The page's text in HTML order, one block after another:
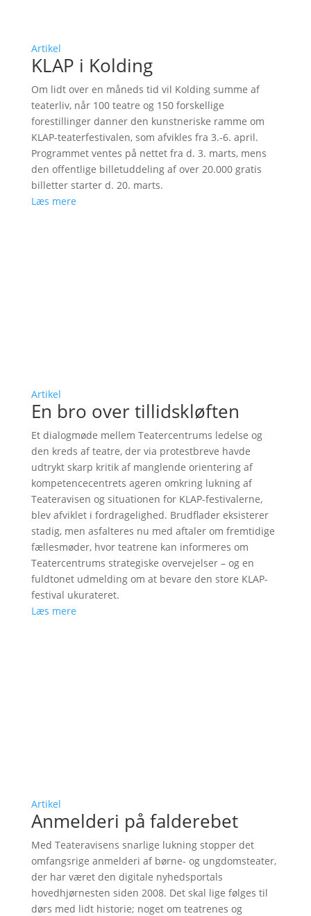
Artikel
KLAP i Kolding
Om lidt over en måneds tid vil Kolding summe af
teaterliv, når 100 teatre og 150 forskellige
forestillinger danner den kunstneriske ramme om
KLAP-teaterfestivalen, som afvikles fra 3.-6. april.
Programmet ventes på nettet fra d. 3. marts, mens
den offentlige billetuddeling af over 20.000 gratis
billetter starter d. 20. marts.
Læs mere
Artikel
En bro over tillidskløften
Et dialogmøde mellem Teatercentrums ledelse og
den kreds af teatre, der via protestbreve havde
udtrykt skarp kritik af manglende orientering af
kompetencecentrets ageren omkring lukning af
Teateravisen og situationen for KLAP-festivalerne,
blev afviklet i fordragelighed. Brudflader eksisterer
stadig, men asfalteres nu med aftaler om fremtidige
fællesmøder, hvor teatrene kan informeres om
Teatercentrums strategiske overvejelser – og en
fuldtonet udmelding om at bevare den store KLAP-
festival ukurateret.
Læs mere
Artikel
Anmelderi på falderebet
Med Teateravisens snarlige lukning stopper det
omfangsrige anmelderi af børne- og ungdomsteater,
der har været den digitale nyhedsportals
hovedhjørnesten siden 2008. Det skal lige følges til
dørs med lidt historie; noget om teatrenes og